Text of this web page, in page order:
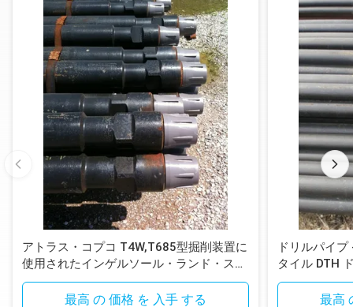
4-1/2」 2-1/8」 10" 2-7/8」
4-1/2」 2-1/8」 20" 2-7/8」
4-1/2」 3" 1" ROUSSY
4-1/2」 3" 2" ROUSSY
3" 5" ROUSSY
4-1/2」 3" 10" ROUSSY
4-1/2」 3" 20" ROUSSY
アトラス・コプコ T4W,T685型掘削装置に
使用されたインゲルソール・ランド・スタ
イル DTH掘削管
最高 の 価格 を 入手 する
ドリルパイ
タイル DTH
最高